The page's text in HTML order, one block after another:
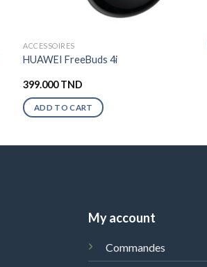
ACCESSOIRES
HUAWEI FreeBuds 4i
399.000TND
ADD TO CART
My account
Commandes